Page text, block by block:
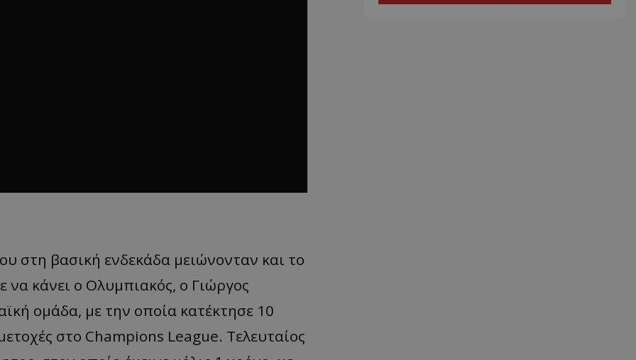
στη βασική ενδεκάδα μειώνονταν και το
κάνει ο Ολυμπιακός, ο Γιώργος
ομάδα, με την οποία κατέκτησε 10
στο Champions League. Τελευταίος